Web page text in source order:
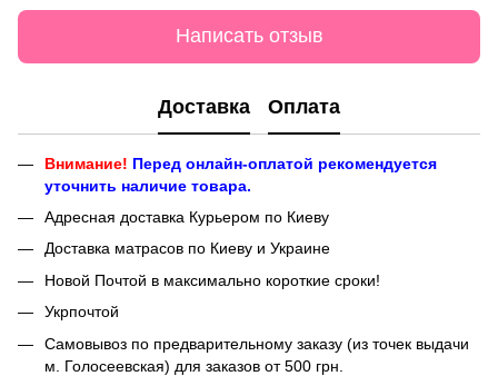
Написать отзыв
Доставка Оплата
Внимание! Перед онлайн-оплатой рекомендуется
уточнить наличие товара.
Адресная доставка Курьером по Киеву
Доставка матрасов по Киеву и Украине
Новой Почтой в максимально короткие сроки!
Укрпочтой
Самовывоз по предварительному заказу (из точек выдачи
м. Голосеевская) для заказов от 500 грн.